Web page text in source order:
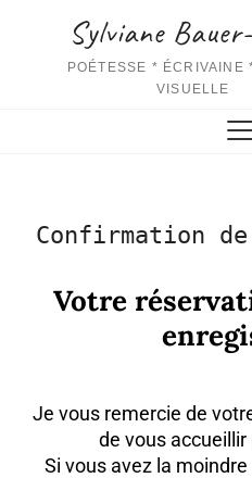
Sylviane
POÉTESSE * ÉCRIVAINE
VISUELLE
Confirmation
Votre
Je vous remercie de
de vous
Si vous avez la